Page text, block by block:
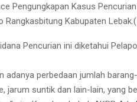
Pengungkapan Kasus
Rangkasbitung Kabupaten
Pencurian ini diketahui
adanya perbedaan jumlah
jarum suntik dan lain-lain, yang